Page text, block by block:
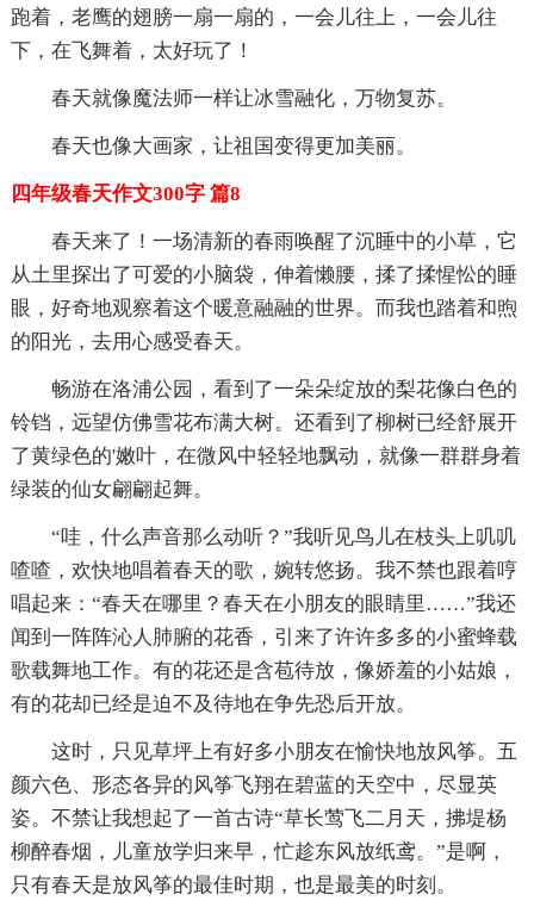
跑着，老鹰的翅膀一扇一扇的，一会儿往上，一会儿往
下，在飞舞着，太好玩了！
春天就像魔法师一样让冰雪融化，万物复苏。
春天也像大画家，让祖国变得更加美丽。
四年级春天作文300字 篇8
春天来了！一场清新的春雨唤醒了沉睡中的小草，它
从土里探出了可爱的小脑袋，伸着懒腰，揉了揉惺忪的睡
眼，好奇地观察着这个暖意融融的世界。而我也踏着和煦
的阳光，去用心感受春天。
畅游在洛浦公园，看到了一朵朵绽放的梨花像白色的
铃铛，远望仿佛雪花布满大树。还看到了柳树已经舒展开
了黄绿色的'嫩叶，在微风中轻轻地飘动，就像一群群身着
绿装的仙女翩翩起舞。
“哇，什么声音那么动听？”我听见鸟儿在枝头上叽叽
喳喳，欢快地唱着春天的歌，婉转悠扬。我不禁也跟着哼
唱起来：“春天在哪里？春天在小朋友的眼睛里……”我还
闻到一阵阵沁人肺腑的花香，引来了许许多多的小蜜蜂载
歌载舞地工作。有的花还是含苞待放，像娇羞的小姑娘，
有的花却已经是迫不及待地在争先恐后开放。
这时，只见草坪上有好多小朋友在愉快地放风筝。五
颜六色、形态各异的风筝飞翔在碧蓝的天空中，尽显英
姿。不禁让我想起了一首古诗“草长莺飞二月天，拂堤杨
柳醉春烟，儿童放学归来早，忙趁东风放纸鸢。”是啊，
只有春天是放风筝的最佳时期，也是最美的时刻。